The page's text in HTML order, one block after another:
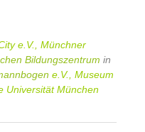
e.V., Münchner
Bildungszentrum in
e.V. Museum
Universität München